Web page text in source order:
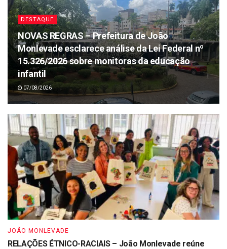
DESTAQUE
NOVAS REGRAS – Prefeitura de João
Monlevade esclarece análise da Lei Federal nº
15.326/2026 sobre monitoras da educação
infantil
07/08/2026
JOÃO MONLEVADE
RELAÇÕES ÉTNICO-RACIAIS – João Monlevade reúne